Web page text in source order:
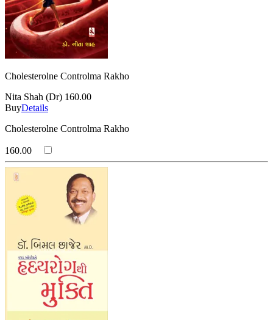
Cholesterolne Controlma Rakho
Nita Shah (Dr) 160.00
BuyDetails
Cholesterolne Controlma Rakho
160.00